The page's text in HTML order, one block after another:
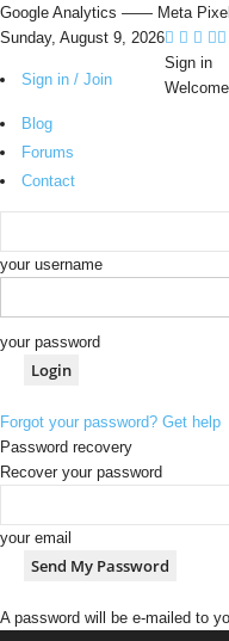
Google Analytics —— Meta Pixel
Sunday, August 9, 2026
Sign in / Join
Blog
Forums
Contact
Sign in
your username
your password
Forgot your password? Get help
Password recovery
Recover your password
your email
A password will be e-mailed to